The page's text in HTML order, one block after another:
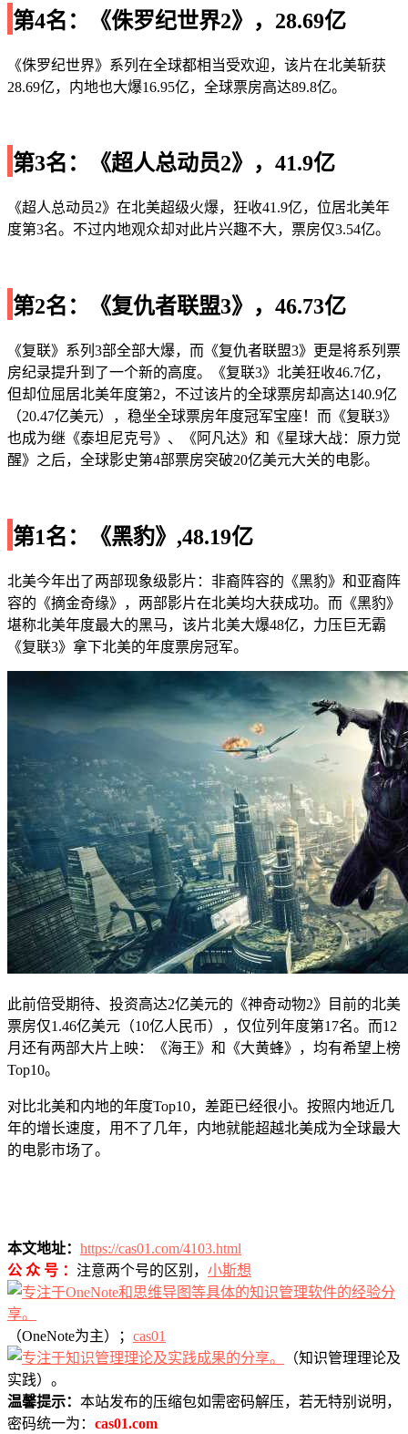
第4名：《侏罗纪世界2》，28.69亿
《侏罗纪世界》系列在全球都相当受欢迎，该片在北美斩获
28.69亿，内地也大爆16.95亿，全球票房高达89.8亿。
第3名：《超人总动员2》，41.9亿
《超人总动员2》在北美超级火爆，狂收41.9亿，位居北美年
度第3名。不过内地观众却对此片兴趣不大，票房仅3.54亿。
第2名：《复仇者联盟3》，46.73亿
《复联》系列3部全部大爆，而《复仇者联盟3》更是将系列票
房纪录提升到了一个新的高度。《复联3》北美狂收46.7亿，
但却位屈居北美年度第2，不过该片的全球票房却高达140.9亿
（20.47亿美元），稳坐全球票房年度冠军宝座！而《复联3》
也成为继《泰坦尼克号》、《阿凡达》和《星球大战：原力觉
醒》之后，全球影史第4部票房突破20亿美元大关的电影。
第1名：《黑豹》,48.19亿
北美今年出了两部现象级影片：非裔阵容的《黑豹》和亚裔阵
容的《摘金奇缘》，两部影片在北美均大获成功。而《黑豹》
堪称北美年度最大的黑马，该片北美大爆48亿，力压巨无霸
《复联3》拿下北美的年度票房冠军。
此前倍受期待、投资高达2亿美元的《神奇动物2》目前的北美
票房仅1.46亿美元（10亿人民币），仅位列年度第17名。而12
月还有两部大片上映：《海王》和《大黄蜂》，均有希望上榜
Top10。
对比北美和内地的年度Top10，差距已经很小。按照内地近几
年的增长速度，用不了几年，内地就能超越北美成为全球最大
的电影市场了。
本文地址： https://cas01.com/4103.html
公 众 号 ： 注意两个号的区别， 小斯想
（OneNote为主）； cas01
（知识管理理论及
实践）。
温馨提示： 本站发布的压缩包如需密码解压，若无特别说明，
密码统一为： cas01.com